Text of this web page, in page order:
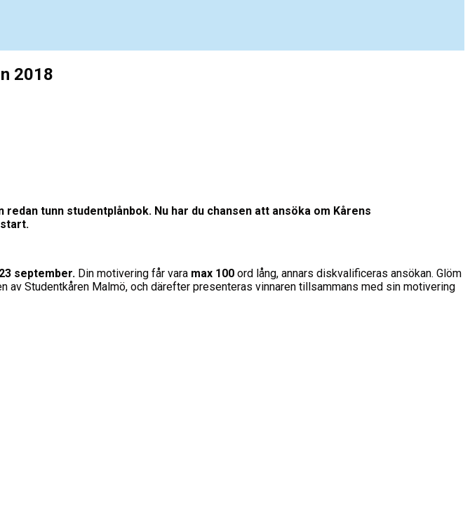
2018
tunn studentplånbok. Nu har du chansen att ansöka om Kårens
23 september. Din motivering får vara max 100 ord lång, annars diskvalificeras ansökan. Glöm
av Studentkåren Malmö, och därefter presenteras vinnaren tillsammans med sin motivering